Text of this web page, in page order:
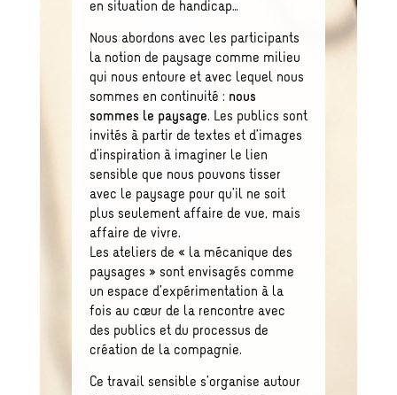
en situation de handicap…
Nous abordons avec les participants
la notion de paysage comme milieu
qui nous entoure et avec lequel nous
sommes en continuité : nous
sommes le paysage. Les publics sont
invités à partir de textes et d’images
d’inspiration à imaginer le lien
sensible que nous pouvons tisser
avec le paysage pour qu’il ne soit
plus seulement affaire de vue, mais
affaire de vivre.
Les ateliers de « la mécanique des
paysages » sont envisagés comme
un espace d’expérimentation à la
fois au cœur de la rencontre avec
des publics et du processus de
création de la compagnie.
Ce travail sensible s’organise autour